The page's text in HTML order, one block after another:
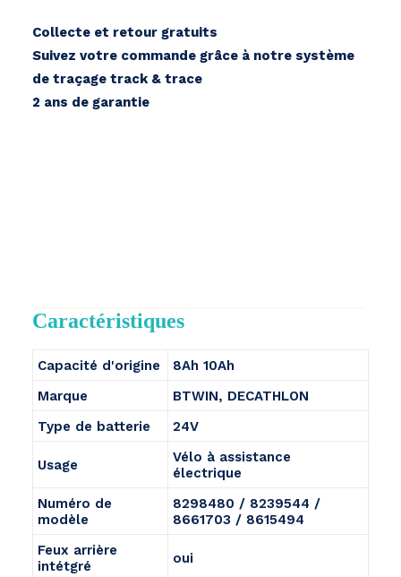
Collecte et retour gratuits
Suivez votre commande grâce à notre système
de traçage track & trace
2 ans de garantie
Caractéristiques
Capacité d'origine
8Ah 10Ah
Marque
BTWIN, DECATHLON
Type de batterie
24V
Usage
Vélo à assistance
électrique
Numéro de
modèle
8298480 / 8239544 /
8661703 / 8615494
Feux arrière
intétgré
oui